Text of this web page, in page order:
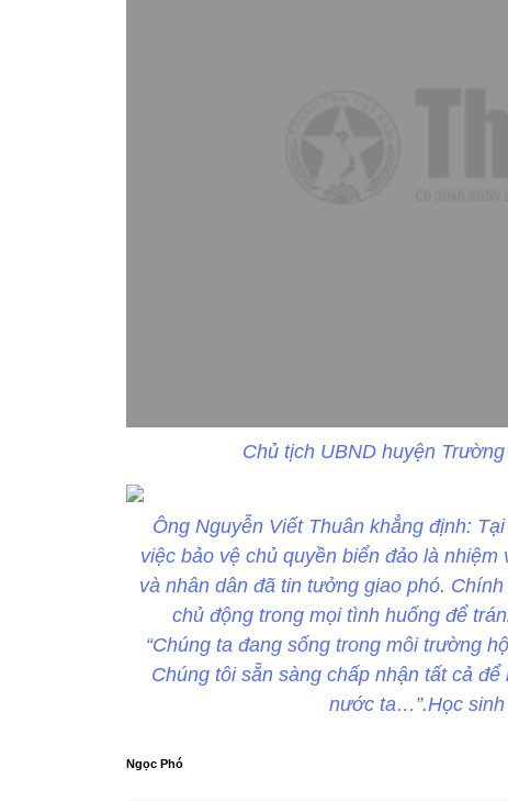
Chủ tịch UBND huyện
Ông Nguyễn Viết Thuân khẳng định:
việc bảo vệ chủ quyền biển đảo là
và nhân dân đã tin tưởng giao phó.
chủ động trong mọi tình huống để
“Chúng ta đang sống trong môi trường
Chúng tôi sẵn sàng chấp nhận tất cả
nước ta…”.Học
Ngọc Phó